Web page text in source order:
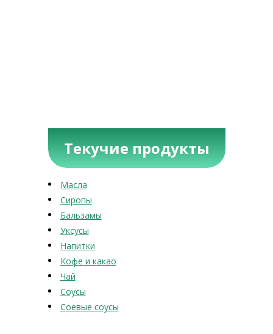
Текучие продукты
Масла
Сиропы
Бальзамы
Уксусы
Напитки
Кофе и какао
Чай
Соусы
Соевые соусы